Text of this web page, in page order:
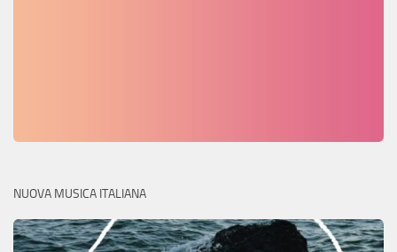
NUOVA MUSICA ITALIANA